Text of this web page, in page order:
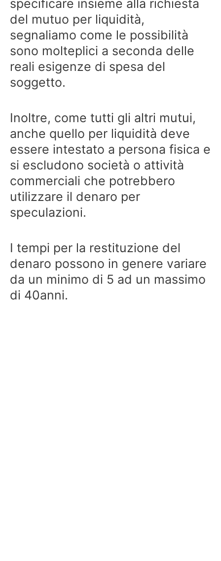
specificare insieme alla richiesta
del mutuo per liquidità,
segnaliamo come le possibilità
sono molteplici a seconda delle
reali esigenze di spesa del
soggetto.
Inoltre, come tutti gli altri mutui,
anche quello per liquidità deve
essere intestato a persona fisica e
si escludono società o attività
commerciali che potrebbero
utilizzare il denaro per
speculazioni.
I tempi per la restituzione del
denaro possono in genere variare
da un minimo di 5 ad un massimo
di 40anni.